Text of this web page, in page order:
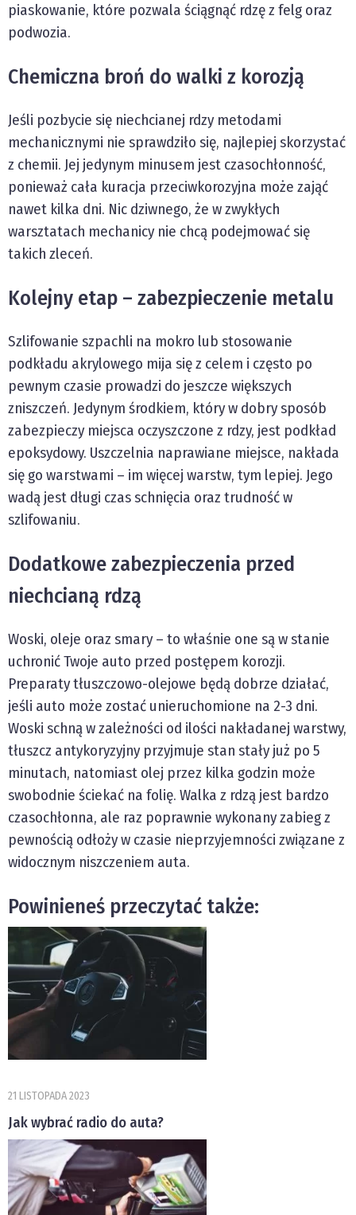
piaskowanie, które pozwala ściągnąć rdzę z felg oraz
podwozia.
Chemiczna broń do walki z korozją
Jeśli pozbycie się niechcianej rdzy metodami
mechanicznymi nie sprawdziło się, najlepiej skorzystać
z chemii. Jej jedynym minusem jest czasochłonność,
ponieważ cała kuracja przeciwkorozyjna może zająć
nawet kilka dni. Nic dziwnego, że w zwykłych
warsztatach mechanicy nie chcą podejmować się
takich zleceń.
Kolejny etap – zabezpieczenie metalu
Szlifowanie szpachli na mokro lub stosowanie
podkładu akrylowego mija się z celem i często po
pewnym czasie prowadzi do jeszcze większych
zniszczeń. Jedynym środkiem, który w dobry sposób
zabezpieczy miejsca oczyszczone z rdzy, jest podkład
epoksydowy. Uszczelnia naprawiane miejsce, nakłada
się go warstwami – im więcej warstw, tym lepiej. Jego
wadą jest długi czas schnięcia oraz trudność w
szlifowaniu.
Dodatkowe zabezpieczenia przed
niechcianą rdzą
Woski, oleje oraz smary – to właśnie one są w stanie
uchronić Twoje auto przed postępem korozji.
Preparaty tłuszczowo-olejowe będą dobrze działać,
jeśli auto może zostać unieruchomione na 2-3 dni.
Woski schną w zależności od ilości nakładanej warstwy,
tłuszcz antykoryzyjny przyjmuje stan stały już po 5
minutach, natomiast olej przez kilka godzin może
swobodnie ściekać na folię. Walka z rdzą jest bardzo
czasochłonna, ale raz poprawnie wykonany zabieg z
pewnością odłoży w czasie nieprzyjemności związane z
widocznym niszczeniem auta.
Powinieneś przeczytać także:
21 LISTOPADA 2023
Jak wybrać radio do auta?